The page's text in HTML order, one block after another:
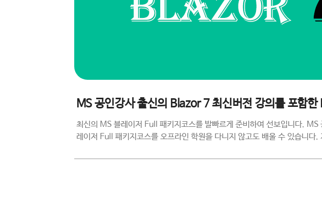
MS 공인강사 출신의 Blazor 7 최신버전 강의를 포함
최신의 MS 블레이저 Full 패키지코스를 발빠르게 준비하여 선보입니다.
레이저 Full 패키지코스를 오프라인 학원을 다니지 않고도 배울 수 있습니